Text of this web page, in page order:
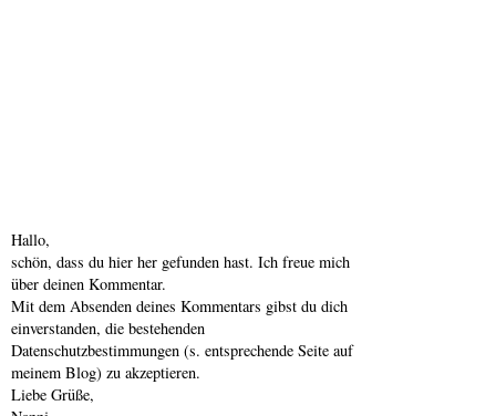
Hallo,
schön, dass du hier her gefunden hast. Ich freue mich
über deinen Kommentar.
Mit dem Absenden deines Kommentars gibst du dich
einverstanden, die bestehenden
Datenschutzbestimmungen (s. entsprechende Seite auf
meinem Blog) zu akzeptieren.
Liebe Grüße,